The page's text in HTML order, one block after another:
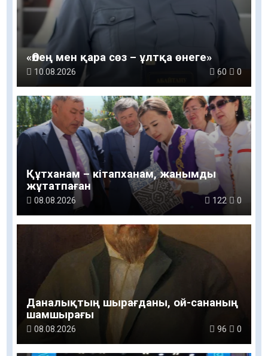
«Өлең мен қара сөз – ұлтқа өнеге»
10.08.2026 60 0
Құтханам – кітапханам, жанымды
жұтатпаған
08.08.2026 122 0
Даналықтың шырағданы, ой-сананың
шамшырағы
08.08.2026 96 0